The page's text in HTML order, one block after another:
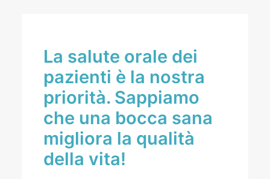
La salute orale dei
pazienti è la nostra
priorità. Sappiamo
che una bocca sana
migliora la qualità
della vita!